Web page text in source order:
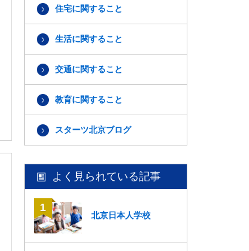
住宅に関すること
生活に関すること
交通に関すること
教育に関すること
スターツ北京ブログ
よく見られている記事
北京日本人学校